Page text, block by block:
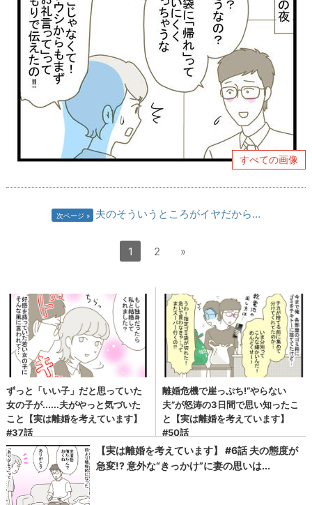
すべての画像
次ページ 夫のそういうところがイヤだから…
1 2 »